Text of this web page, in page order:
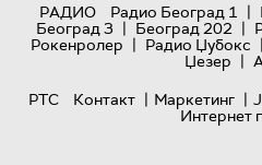
РАДИО
Радио Београд 1 |
Београд 3 | Београд 202 |
Рокенролер | Радио Џубокс |
Џезер |
РТС
Контакт | Маркетинг |
Интернет